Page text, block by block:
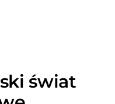
świat